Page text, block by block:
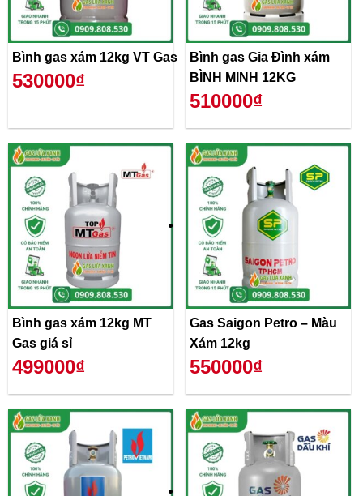
Bình gas xám 12kg VT Gas
530000₫
Bình gas Gia Đình xám
BÌNH MINH 12KG
510000₫
Bình gas xám 12kg MT
Gas giá sỉ
499000₫
Gas Saigon Petro – Màu
Xám 12kg
550000₫